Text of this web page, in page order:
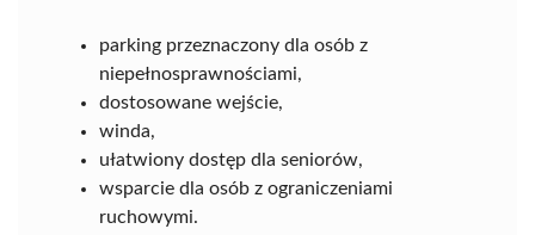
parking przeznaczony dla osób z
niepełnosprawnościami,
dostosowane wejście,
winda,
ułatwiony dostęp dla seniorów,
wsparcie dla osób z ograniczeniami
ruchowymi.